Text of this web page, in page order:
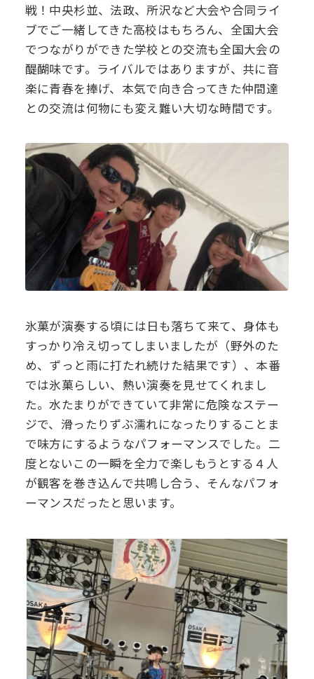
戦！中央杉並、法政、所沢など大会や合同ライ
ブでご一緒してきた高校はもちろん、全国大会
でつながりができた学校との交流も全国大会の
醍醐味です。ライバルではありますが、共に音
楽に青春を捧げ、本気で向き合ってきた仲間達
との交流は何物にも変え難い大切な時間です。
氷菓が演奏する頃には日も落ちて来て、身体も
すっかり冷え切ってしまいましたが（野外のた
め、ずっと雨に打たれ続けた結果です）、本番
では氷菓らしい、熱い演奏を見せてくれまし
た。水たまりができていて非常に危険なステー
ジで、滑ったりずぶ濡れになったりすることま
で味方にするようなパフォーマンスでした。二
度とないこの一瞬を全力で楽しもうとする４人
が観客を巻き込んで共鳴し合う、そんなパフォ
ーマンスだったと思います。